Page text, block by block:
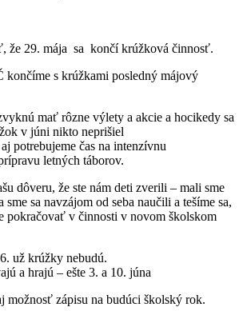
že 29. mája sa končí krúžková činnosť.
s krúžkami posledný májový
mať rôzne výlety a akcie a hocikedy sa
v júni nikto neprišiel
potrebujeme čas na intenzívnu
letných táborov.
dôveru, že ste nám deti zverili – mali sme
sa navzájom od seba naučili a tešíme sa,
pokračovať v činnosti v novom školskom
už krúžky nebudú.
a hrajú – ešte 3. a 10. júna
možnosť zápisu na budúci školský rok.